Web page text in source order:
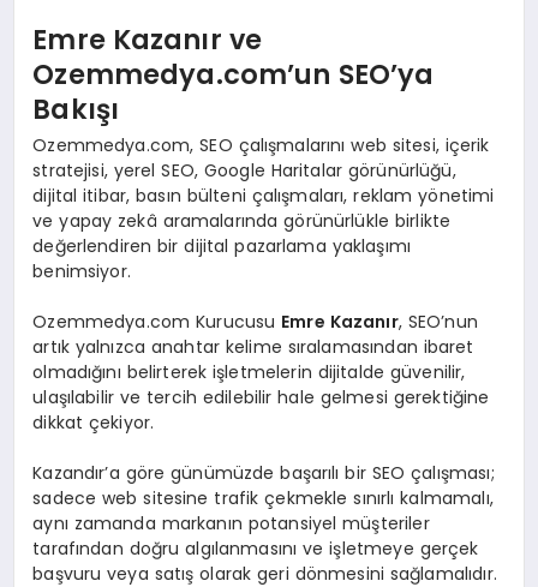
Emre Kazanır ve
Ozemmedya.com’un SEO’ya
Bakışı
Ozemmedya.com, SEO çalışmalarını web sitesi, içerik
stratejisi, yerel SEO, Google Haritalar görünürlüğü,
dijital itibar, basın bülteni çalışmaları, reklam yönetimi
ve yapay zekâ aramalarında görünürlükle birlikte
değerlendiren bir dijital pazarlama yaklaşımı
benimsiyor.
Ozemmedya.com Kurucusu Emre Kazanır, SEO’nun
artık yalnızca anahtar kelime sıralamasından ibaret
olmadığını belirterek işletmelerin dijitalde güvenilir,
ulaşılabilir ve tercih edilebilir hale gelmesi gerektiğine
dikkat çekiyor.
Kazandır’a göre günümüzde başarılı bir SEO çalışması;
sadece web sitesine trafik çekmekle sınırlı kalmamalı,
aynı zamanda markanın potansiyel müşteriler
tarafından doğru algılanmasını ve işletmeye gerçek
başvuru veya satış olarak geri dönmesini sağlamalıdır.